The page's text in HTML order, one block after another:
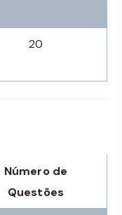
20
Número de
Questões